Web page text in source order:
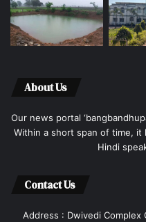
About Us
Our news portal
Within a short span of time, it
Hindi
Contact Us
Address : Dwivedi Complex